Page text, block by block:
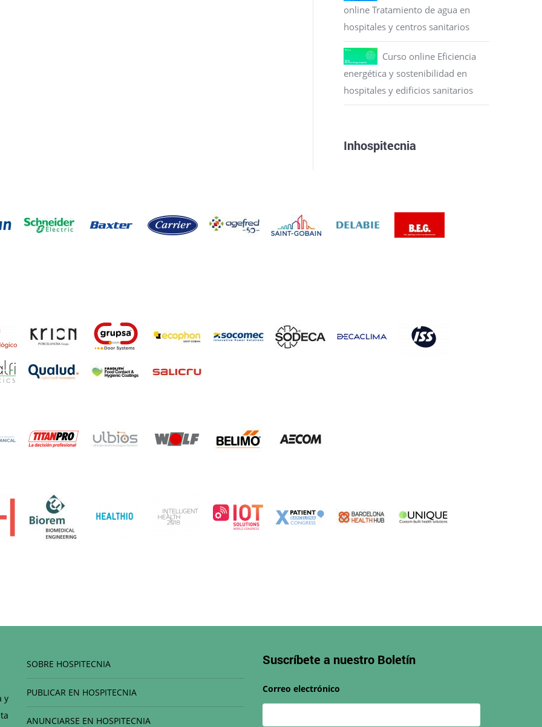
online Tratamiento de agua en
hospitales y centros sanitarios
Curso online Eficiencia
energética y sostenibilidad en
hospitales y edificios sanitarios
Inhospitecnia
y
SOBRE HOSPITECNIA
PUBLICAR EN HOSPITECNIA
ANUNCIARSE EN HOSPITECNIA
Suscríbete a nuestro Boletín
Correo electrónico